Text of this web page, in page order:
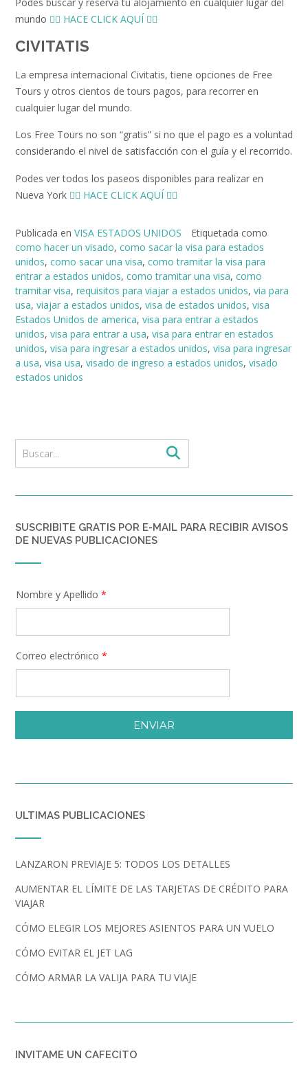
mundo 👉🏻 HACE CLICK AQUÍ 👈🏻
CIVITATIS
La empresa internacional Civitatis, tiene opciones de Free
Tours y otros cientos de tours pagos, para recorrer en
cualquier lugar del mundo.
Los Free Tours no son “gratis” si no que el pago es a voluntad
considerando el nivel de satisfacción con el guía y el recorrido.
Podes ver todos los paseos disponibles para realizar en
Nueva York 👉🏻 HACE CLICK AQUÍ 👈🏻
Publicada en VISA ESTADOS UNIDOS
Etiquetada como
como hacer un visado, como sacar la visa para estados
unidos, como sacar una visa, como tramitar la visa para
entrar a estados unidos, como tramitar una visa, como
tramitar visa, requisitos para viajar a estados unidos, via para
usa, viajar a estados unidos, visa de estados unidos, visa
Estados Unidos de america, visa para entrar a estados
unidos, visa para entrar a usa, visa para entrar en estados
unidos, visa para ingresar a estados unidos, visa para ingresar
a usa, visa usa, visado de ingreso a estados unidos, visado
estados unidos
SUSCRIBITE GRATIS POR E-MAIL PARA RECIBIR AVISOS
DE NUEVAS PUBLICACIONES
Nombre y Apellido *
Correo electrónico *
ENVIAR
ULTIMAS PUBLICACIONES
LANZARON PREVIAJE 5: TODOS LOS DETALLES
AUMENTAR EL LÍMITE DE LAS TARJETAS DE CRÉDITO PARA
VIAJAR
CÓMO ELEGIR LOS MEJORES ASIENTOS PARA UN VUELO
CÓMO EVITAR EL JET LAG
CÓMO ARMAR LA VALIJA PARA TU VIAJE
INVITAME UN CAFECITO